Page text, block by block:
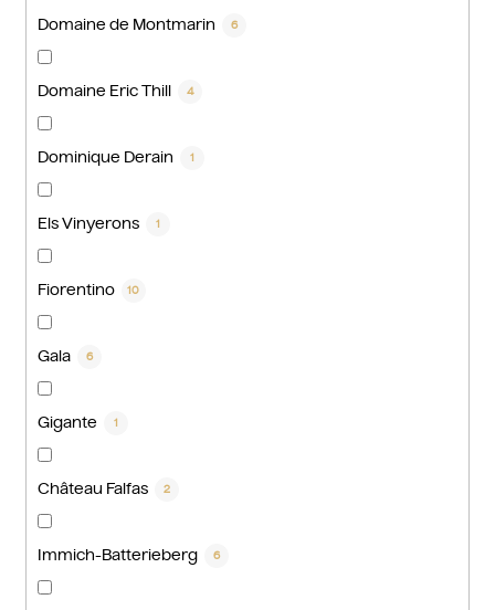
Domaine de Montmarin 6
Domaine Eric Thill 4
Dominique Derain 1
Els Vinyerons 1
Fiorentino 10
Gala 6
Gigante 1
Château Falfas 2
Immich-Batterieberg 6